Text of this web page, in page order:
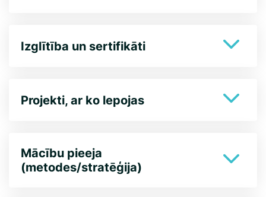
Izglītība un sertifikāti
Projekti, ar ko lepojas
Mācību pieeja
(metodes/stratēģija)